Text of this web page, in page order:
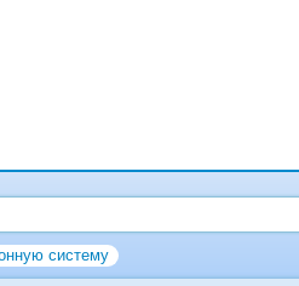
систему